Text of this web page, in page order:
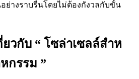
ย่างราบรื่นโดยไม่ต้องกังวลกับขั้น
วกับ “ โซล่าเซลล์สําห
กรรม ”